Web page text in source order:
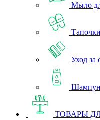
Мыло
Уход за
ТОВАРЫ